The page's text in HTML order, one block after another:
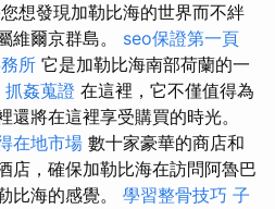
想發現加勒比海的世界而不絆
維爾京群島。 seo保證第一頁
所 它是加勒比海南部荷蘭的一
抓姦蒐證 在這裡，它不僅值得為
還將在這裡享受購買的時光。
在地市場 數十家豪華的商店和
店，確保加勒比海在訪問阿魯巴
比海的感覺。 學習整骨技巧 子